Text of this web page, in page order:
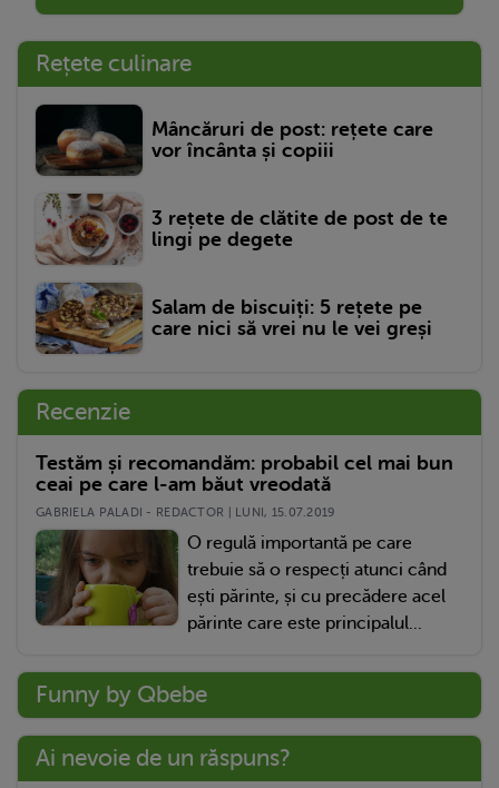
Rețete culinare
Mâncăruri de post: rețete care
vor încânta și copiii
3 rețete de clătite de post de te
lingi pe degete
Salam de biscuiți: 5 rețete pe
care nici să vrei nu le vei greși
Recenzie
Testăm și recomandăm: probabil cel mai bun
ceai pe care l-am băut vreodată
GABRIELA PALADI - REDACTOR | LUNI, 15.07.2019
O regulă importantă pe care
trebuie să o respecți atunci când
ești părinte, și cu precădere acel
părinte care este principalul...
Funny by Qbebe
Ai nevoie de un răspuns?